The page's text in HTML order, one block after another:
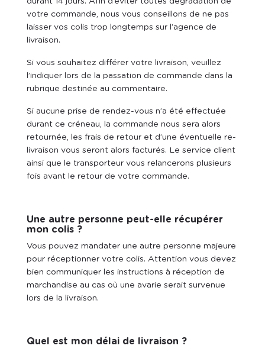
votre commande, nous vous conseillons de ne pas
laisser vos colis trop longtemps sur l’agence de
livraison.
Si vous souhaitez différer votre livraison, veuillez
l’indiquer lors de la passation de commande dans la
rubrique destinée au commentaire.
Si aucune prise de rendez-vous n’a été effectuée
durant ce créneau, la commande nous sera alors
retournée, les frais de retour et d’une éventuelle re-
livraison vous seront alors facturés. Le service client
ainsi que le transporteur vous relancerons plusieurs
fois avant le retour de votre commande.
Une autre personne peut-elle récupérer
mon colis ?
Vous pouvez mandater une autre personne majeure
pour réceptionner votre colis. Attention vous devez
bien communiquer les instructions à réception de
marchandise au cas où une avarie serait survenue
lors de la livraison.
Quel est mon délai de livraison ?